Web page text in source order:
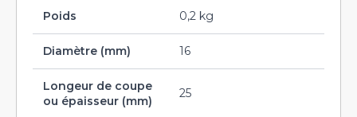
Poids 0,2 kg
Diamètre (mm) 16
Longeur de coupe
ou épaisseur (mm)
25